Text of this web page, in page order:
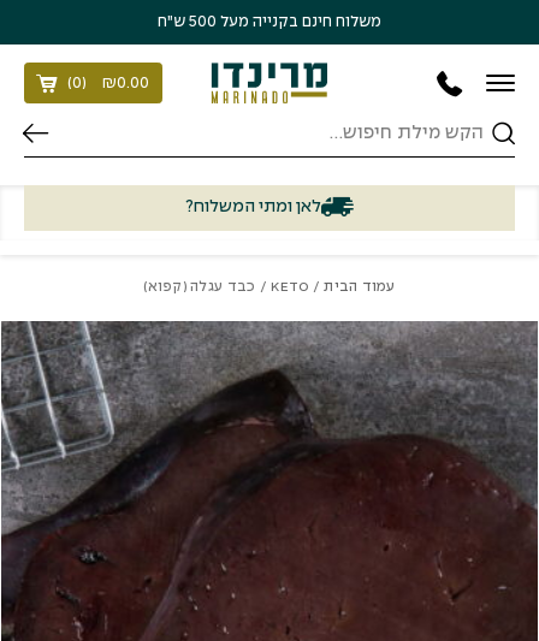
משלוח חינם בקנייה מעל 500 ש״ח
חיפוש
₪0.00
(
0
)
לאן ומתי המשלוח?
עמוד הבית/
KETO / כבד עגלה (קפוא)
כמות כבד עגלה (קפוא)